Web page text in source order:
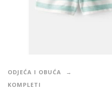
ODJEĆA I OBUĆA
KOMPLETI